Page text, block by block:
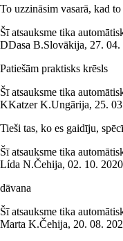
To uzzināsim vasarā, kad
Šī atsauksme tika
DDasa B.Slovākija, 27. 04.
Patiešām praktisks krēsls
Šī atsauksme tika
KKatzer K.Ungārija, 25.
Tieši tas, ko es gaidīju,
Šī atsauksme tika
Lída N.Čehija, 02. 10. 2020
dāvana
Šī atsauksme tika
Marta K.Čehija, 20. 08.